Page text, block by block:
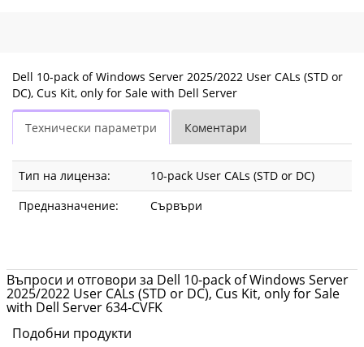
Dell 10-pack of Windows Server 2025/2022 User CALs (STD or
DC), Cus Kit, only for Sale with Dell Server
Технически параметри Коментари
Тип на лиценза:
10-pack User CALs (STD or DC)
Предназначение:
Сървъри
Въпроси и отговори за Dell 10-pack of Windows Server
2025/2022 User CALs (STD or DC), Cus Kit, only for Sale
with Dell Server 634-CVFK
Подобни продукти